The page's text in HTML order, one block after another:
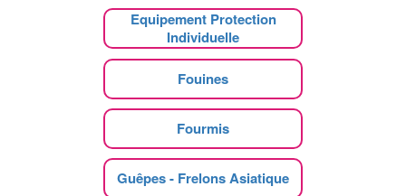
Equipement Protection
Individuelle
Fouines
Fourmis
Guêpes - Frelons Asiatique